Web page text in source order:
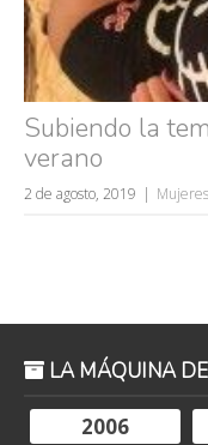
Subiendo la
verano
2 de agosto, 2019 Mujeres
LA MÁQUINA
2006